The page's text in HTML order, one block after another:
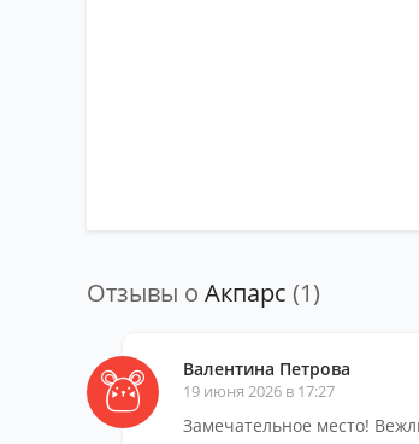
Отзывы о Акпарс (1)
Валентина Петрова
19 июня 2026 в 17:27
Замечательное место!